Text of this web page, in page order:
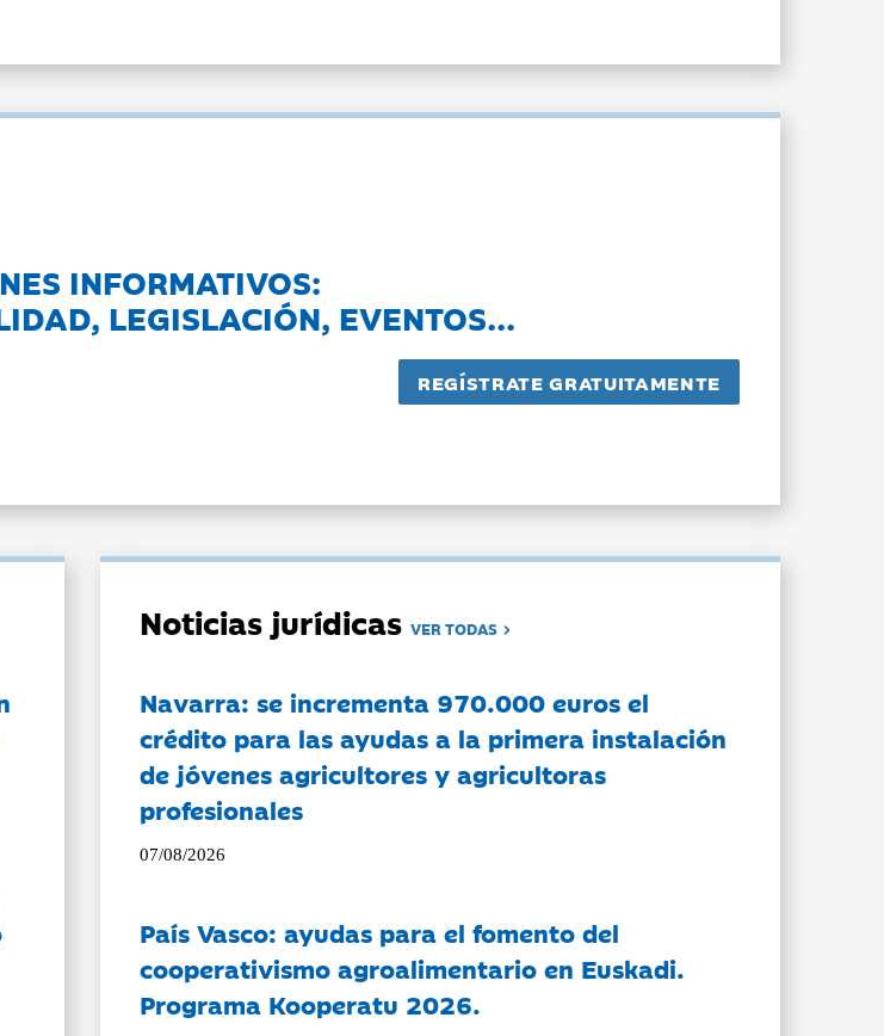
INFORMATIVOS:
LEGISLACIÓN, EVENTOS...
Noticias jurídicasVER TODAS
Navarra: se incrementa 970.000 euros el
crédito para las ayudas a la primera instalación
de jóvenes agricultores y agricultoras
profesionales
07/08/2026
País Vasco: ayudas para el fomento del
cooperativismo agroalimentario en Euskadi.
Programa Kooperatu 2026.